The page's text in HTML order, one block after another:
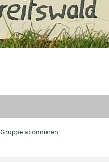
Gruppe abonnieren